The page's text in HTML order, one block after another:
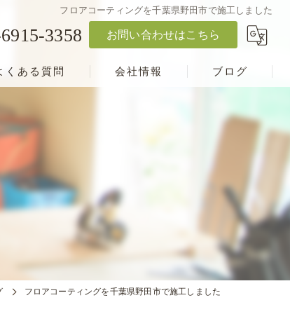
フロアコーティングを千葉県野田市で施工しました
3358 お問い合わせはこちら
くある質問 会社情報 ブログ
フロアコーティングを千葉県野田市で施工しました